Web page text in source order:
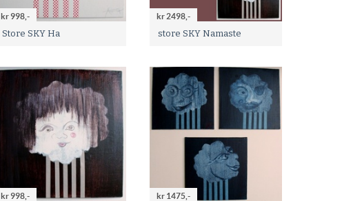
kr 998,-
Store SKY Ha
kr 2498,-
store SKY Namaste
kr 998,- kr 1475,-